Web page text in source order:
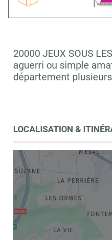
20000 JEUX SOUS
aguerri ou simple
département
LOCALISATION &